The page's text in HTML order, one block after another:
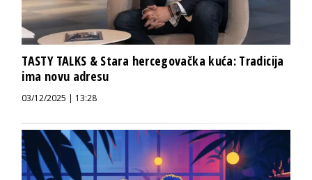
TASTY TALKS & Stara hercegovačka kuća: Tradicija
ima novu adresu
03/12/2025 | 13:28